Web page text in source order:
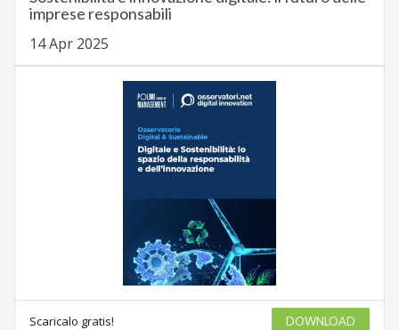
imprese responsabili
14 Apr 2025
Scaricalo gratis! DOWNLOAD